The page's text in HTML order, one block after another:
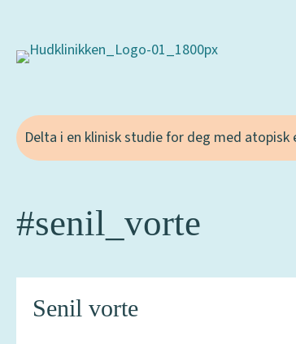
Delta i en klinisk studie for deg med
#senil_vorte
Senil vorte